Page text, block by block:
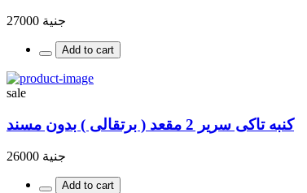
جنية 27000
Add to cart
sale
كنبه تاكى سرير 2 مقعد ( برتقالى ) بدون مسند
جنية 26000
Add to cart